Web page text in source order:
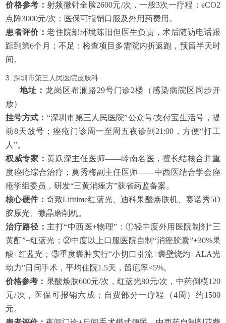
价格参考： 射频微针全脸2600元/次，一般3次一疗程；eCO2
点阵3000元/次；医保可报销口服及外用药费用。
患者评价：老住院部环境陈旧但医生负责，术后随访电话跟
踪到第6个月；不足：检查项目多需院内折返跑，预留半天时
间。
3. 深圳市第三人民医院皮肤科
地址：龙岗区布澜路29号门诊2楼（感染病院区同步开
放）
挂号方式： “深圳市第三人民医院”公众号/支付宝生活号，提
前8天放号；痤疮门诊周一至周五夜诊到21:00，方便“打工
人”。
权威专家：黄跃深主任医师——岭南名医，擅长结核合并重
度痤疮综合治疗；莫秀梅副主任医师——中西医结合学会痤
疮学组委员，研发“三黄消痤方”获省药监备案。
核心硬件： 奇致Lifttime红蓝光、迪科果酸焕肤机、赛诺秀5D
胶原光、微晶磨削机。
治疗路径： 主打“中西医+物理”：①轻中度外用医院制剂“三
黄酊”+红蓝光；②中度以上口服医院自制“消痤胶囊”+30%果
酸+红蓝光；③重度囊肿实行“小切口引流+囊壁烧灼+ALA光
动力”日间手术，平均住院1.5天，留疤率<5%。
价格参考： 果酸焕肤600元/次，红蓝光80元/次，中药倒模120
元/次，医保可报销六成；自费部分一疗程（4周）约1500
元。